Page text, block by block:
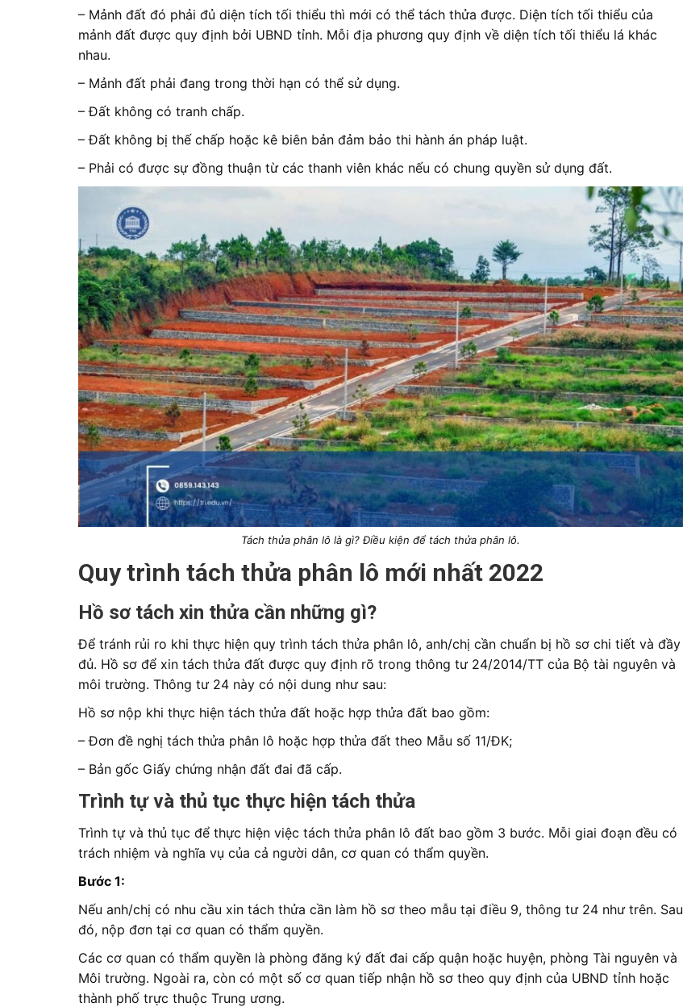
– Mảnh đất đó phải đủ diện tích tối thiểu thì mới có thể tách thửa được. Diện tích tối thiểu của
mảnh đất được quy định bởi UBND tỉnh. Mỗi địa phương quy định về diện tích tối thiểu lá khác
nhau.
– Mảnh đất phải đang trong thời hạn có thể sử dụng.
– Đất không có tranh chấp.
– Đất không bị thế chấp hoặc kê biên bản đảm bảo thi hành án pháp luật.
– Phải có được sự đồng thuận từ các thanh viên khác nếu có chung quyền sử dụng đất.
Tách thửa phân lô là gì? Điều kiện để tách thửa phân lô.
Quy trình tách thửa phân lô mới nhất 2022
Hồ sơ tách xin thửa cần những gì?
Để tránh rủi ro khi thực hiện quy trình tách thửa phân lô, anh/chị cần chuẩn bị hồ sơ chi tiết và đầy
đủ. Hồ sơ để xin tách thửa đất được quy định rõ trong thông tư 24/2014/TT của Bộ tài nguyên và
môi trường. Thông tư 24 này có nội dung như sau:
Hồ sơ nộp khi thực hiện tách thửa đất hoặc hợp thửa đất bao gồm:
– Đơn đề nghị tách thửa phân lô hoặc hợp thửa đất theo Mẫu số 11/ĐK;
– Bản gốc Giấy chứng nhận đất đai đã cấp.
Trình tự và thủ tục thực hiện tách thửa
Trình tự và thủ tục để thực hiện việc tách thửa phân lô đất bao gồm 3 bước. Mỗi giai đoạn đều có
trách nhiệm và nghĩa vụ của cả người dân, cơ quan có thẩm quyền.
Bước 1:
Nếu anh/chị có nhu cầu xin tách thửa cần làm hồ sơ theo mẫu tại điều 9, thông tư 24 như trên. Sau
đó, nộp đơn tại cơ quan có thẩm quyền.
Các cơ quan có thẩm quyền là phòng đăng ký đất đai cấp quận hoặc huyện, phòng Tài nguyên và
Môi trường. Ngoài ra, còn có một số cơ quan tiếp nhận hồ sơ theo quy định của UBND tỉnh hoặc
thành phố trực thuộc Trung ương.